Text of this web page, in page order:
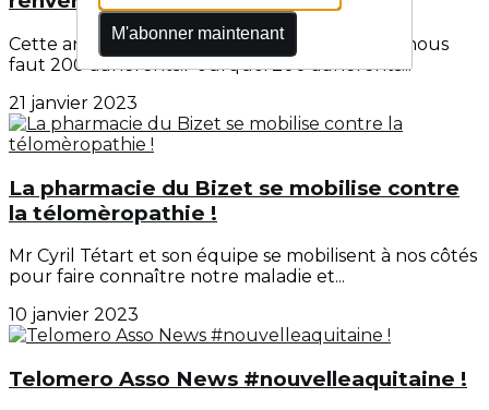
Cette année, l'objectif à atteindre est haut ! Il nous
faut 200 adhérents!Pourquoi 200 adhérents...
21 janvier 2023
La pharmacie du Bizet se mobilise contre
la télomèropathie !
Mr Cyril Tétart et son équipe se mobilisent à nos côtés
pour faire connaître notre maladie et...
10 janvier 2023
Telomero Asso News #nouvelleaquitaine !
M'abonner maintenant